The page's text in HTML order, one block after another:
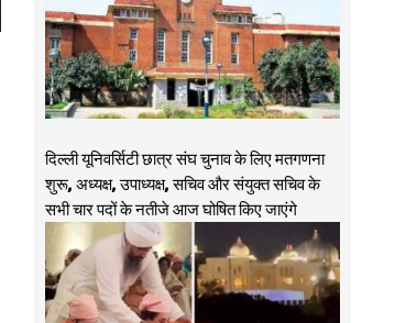
दिल्ली यूनिवर्सिटी छात्र संघ चुनाव के लिए मतगणना
शुरू, अध्यक्ष, उपाध्यक्ष, सचिव और संयुक्त सचिव के
सभी चार पदों के नतीजे आज घोषित किए जाएंगे